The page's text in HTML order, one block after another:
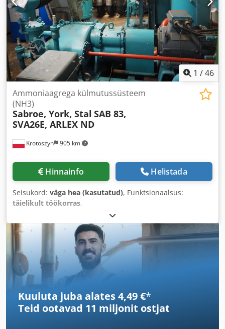
1 /46
Krotoszyn 905 km
Ammoniaagrega külmutussüsteem
(NH3)
Sabroe, York, Stal SAB 83,
SVA26E, ARLEX ND
Hinnainfo Helistada
Seisukord: väga hea (kasutatud), Funktsionaalsus:
täielikult töökorras,
Kuuluta juba alates 4,49 €*
Teid ootavad 11 miljonit ostjat